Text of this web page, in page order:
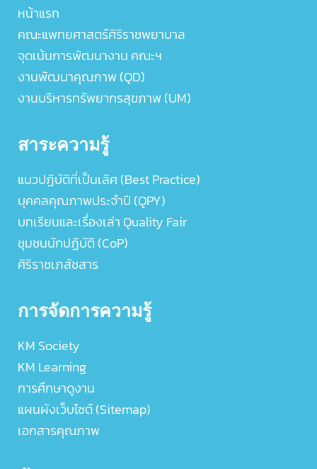
หน้าแรก
คณะแพทยศาสตร์ศิริราชพยาบาล
จุดเน้นการพัฒนางาน คณะฯ
งานพัฒนาคุณภาพ (QD)
งานบริหารทรัพยากรสุขภาพ (UM)
สาระความรู้
แนวปฏิบัติที่เป็นเลิศ (Best Practice)
บุคคลคุณภาพประจำปี (QPY)
บทเรียนและเรื่องเล่า Quality Fair
ชุมชนนักปฏิบัติ (CoP)
ศิริราชเภสัชสาร
การจัดการความรู้
KM Society
KM Learning
การศึกษาดูงาน
แผนผังเว็บไซต์ (Sitemap)
เอกสารคุณภาพ